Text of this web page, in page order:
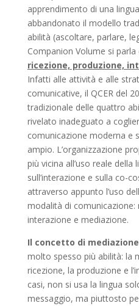
apprendimento di una
abbandonato il modello
abilità (ascoltare, parlare,
Companion Volume si
ricezione, produzione,
Infatti alle attività e alle
comunicative, il QCER del
tradizionale delle quattro
rivelato inadeguato a
comunicazione moderna e
ampio. L’organizzazione
più vicina all’uso reale della
sull’interazione e sulla co-
attraverso appunto l’uso
modalità di comunicazione:
interazione e mediazione.
Il concetto di
molto spesso più abilità: la
ricezione, la produzione e
casi, non si usa la lingua
messaggio, ma piuttosto